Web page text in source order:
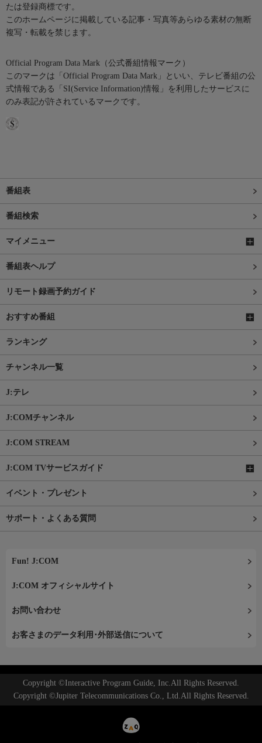
たは登録商標です。
このホームページに掲載している記事・写真等あらゆる素材の無断
複写・転載を禁じます。
Official Program Data Mark（公式番組情報マーク）
このマークは「Official Program Data Mark」といい、テレビ番組の公
式情報である「SI(Service Information)情報」を利用したサービスに
のみ表記が許されているマークです。
番組表
番組検索
マイメニュー
番組表ヘルプ
リモート録画予約ガイド
おすすめ番組
ランキング
チャンネル一覧
J:テレ
J:COMチャンネル
J:COM STREAM
J:COM TVサービスガイド
イベント・プレゼント
サポート・よくある質問
Fun! J:COM
J:COM オフィシャルサイト
お問い合わせ
お客さまのデータ利用･外部送信について
Copyright ©Interactive Program Guide, Inc.All Rights Reserved.
Copyright ©Jupiter Telecommunications Co., Ltd.All Rights Reserved.